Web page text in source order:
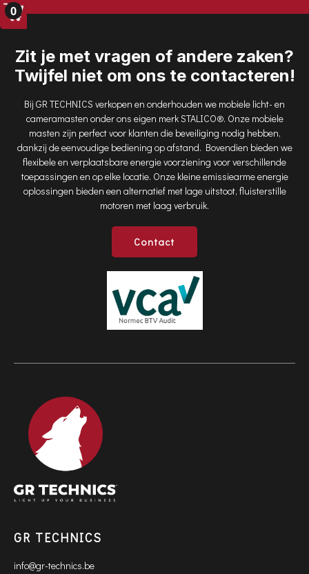
0
Zit je met vragen of andere zaken?
Twijfel niet om ons te contacteren!
Bij GR TECHNICS verkopen en onderhouden we mobiele licht- en
cameramasten onder ons eigen merk STALICO®. Onze mobiele
masten zijn perfect voor klanten die beveiliging nodig hebben,
dankzij de eenvoudige bediening op afstand. Bovendien bieden we
flexibele en verplaatsbare energie voorziening voor verschillende
toepassingen en op elke locatie. Onze kleine emissiearme energie
oplossingen bieden een alternatief met lage uitstoot, fluisterstille
motoren met laag verbruik.
Contact
GR TECHNICS
info@gr-technics.be